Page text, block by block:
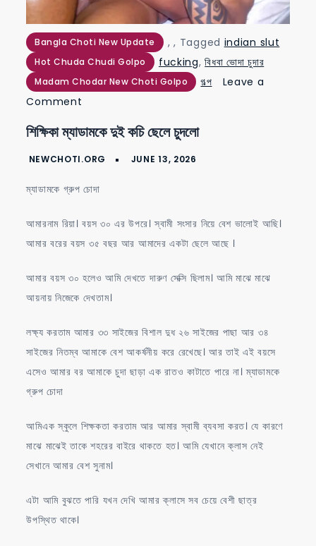
Bangla Choti New Update ,
Hot Chuda Chudi Golpo
,
Madam Chodar New Choti Golpo
Tagged indian slut
fucking,বিধবা ভোদা চুদার
গল্প
Leave a
Comment
ম্যাডামকে
দুই
চুদলো
শিক্ষিকা ম্যাডামকে দুই কচি ছেলে চুদলো
ম্যাডামকে গ্রুপ চোদা
আমারনাম রিয়া। বয়স ৩০ এর উপরে। স্বামী সংসার নিয়ে বেশ ভালোই আছি।
আমার বরের বয়স ৩৫ বছর আর আমাদের একটা ছেলে আছে ।
আমার বয়স ৩০ হলেও আমি দেখতে দারুণ সেক্সি ছিলাম। আমি মাঝে মাঝে
আয়নায় নিজেকে দেখতাম।
লক্ষ্য করতাম আমার ৩৩ সাইজের বিশাল দুধ ২৬ সাইজের পাছা আর ৩৪
সাইজের নিতম্ব আমাকে বেশ আকর্ষনীয় করে রেখেছে। আর তাই এই বয়সে
এসেও আমার বর আমাকে চুদা ছাড়া এক রাতও কাটাতে পারে না। ম্যাডামকে
গ্রুপ চোদা
আমিএক স্কুলে শিক্ষকতা করতাম আর আমার স্বামী ব্যবসা করত। যে কারণে
মাঝে মাঝেই তাকে শহরের বাইরে থাকতে হত। আমি যেখানে ক্লাস নেই
সেখানে আমার বেশ সুনাম।
এটা আমি বুঝতে পারি যখন দেখি আমার ক্লাসে সব চেয়ে বেশী ছাত্র
উপস্থিত থাকে।